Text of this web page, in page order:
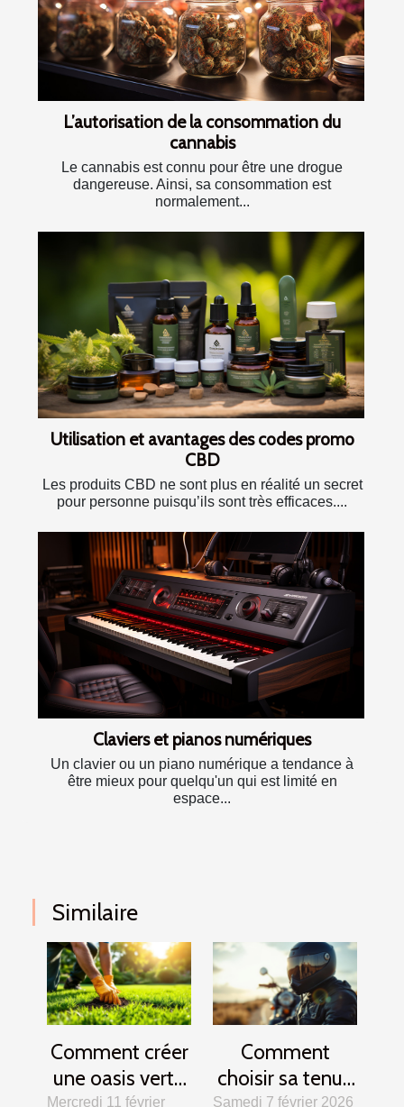
L’autorisation de la consommation du
cannabis
Le cannabis est connu pour être une drogue
dangereuse. Ainsi, sa consommation est
normalement...
Utilisation et avantages des codes promo
CBD
Les produits CBD ne sont plus en réalité un secret
pour personne puisqu’ils sont très efficaces....
Claviers et pianos numériques
Un clavier ou un piano numérique a tendance à
être mieux pour quelqu'un qui est limité en
espace...
Similaire
Comment créer
une oasis verte
Mercredi 11 février
Comment
choisir sa tenue
Samedi 7 février 2026